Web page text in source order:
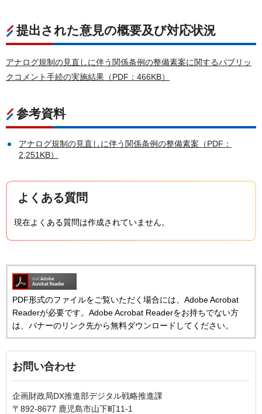
提出された意見の概要及び対応状況
アナログ規制の見直しに伴う関係条例の整備素案に関するパブリッ
クコメント手続の実施結果（PDF：466KB）
参考資料
アナログ規制の見直しに伴う関係条例の整備素案（PDF：
2,251KB）
よくある質問
現在よくある質問は作成されていません。
PDF形式のファイルをご覧いただく場合には、Adobe Acrobat
Readerが必要です。Adobe Acrobat Readerをお持ちでない方
は、バナーのリンク先から無料ダウンロードしてください。
お問い合わせ
企画財政局DX推進部デジタル戦略推進課
〒892-8677 鹿児島市山下町11-1